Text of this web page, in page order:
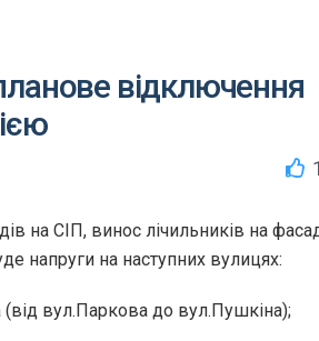
відключення
на СІП, винос лічильників на
напруги на наступних вулицях:
вул.Паркова до вул.Пушкіна);